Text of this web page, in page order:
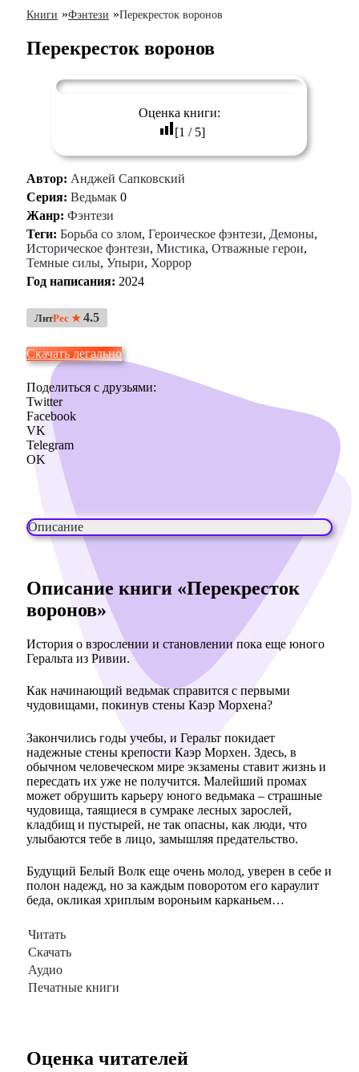
Книги »Фэнтези »Перекресток воронов
Перекресток воронов
Оценка книги:
[1 / 5]
Автор: Анджей Сапковский
Серия: Ведьмак 0
Жанр: Фэнтези
Теги: Борьба со злом, Героическое фэнтези, Демоны,
Историческое фэнтези, Мистика, Отважные герои,
Темные силы, Упыри, Хоррор
Год написания: 2024
ЛитРес ★ 4.5
Скачать легально
Поделиться с друзьями:
Twitter
Facebook
VK
Telegram
OK
Описание
Описание книги «Перекресток
воронов»
История о взрослении и становлении пока еще юного
Геральта из Ривии.
Как начинающий ведьмак справится с первыми
чудовищами, покинув стены Каэр Морхена?
Закончились годы учебы, и Геральт покидает
надежные стены крепости Каэр Морхен. Здесь, в
обычном человеческом мире экзамены ставит жизнь и
пересдать их уже не получится. Малейший промах
может обрушить карьеру юного ведьмака – страшные
чудовища, таящиеся в сумраке лесных зарослей,
кладбищ и пустырей, не так опасны, как люди, что
улыбаются тебе в лицо, замышляя предательство.
Будущий Белый Волк еще очень молод, уверен в себе и
полон надежд, но за каждым поворотом его караулит
беда, окликая хриплым вороньим карканьем…
Читать
Скачать
Аудио
Печатные книги
Оценка читателей